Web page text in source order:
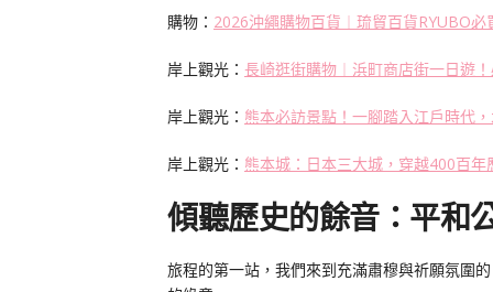
購物： 2026沖繩購物百貨︱琉貿百貨RYUBO
岸上觀光： 長崎逛街購物︱浜町商店街一日遊
岸上觀光： 熊本必訪景點！一腳踏入江戶時代
岸上觀光： 熊本城：日本三大城，穿越400百
傾聽歷史的餘音：平和
旅程的第一站，我們來到充滿肅穆與祈願氛圍